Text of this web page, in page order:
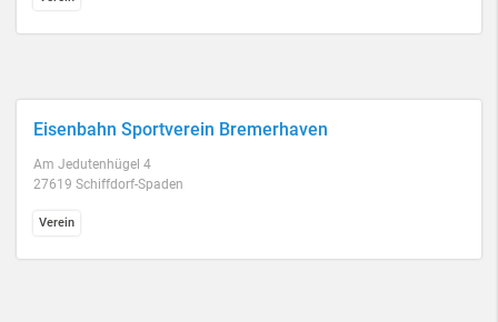
Eisenbahn Sportverein Bremerhaven
Am Jedutenhügel 4
27619 Schiffdorf-Spaden
Verein